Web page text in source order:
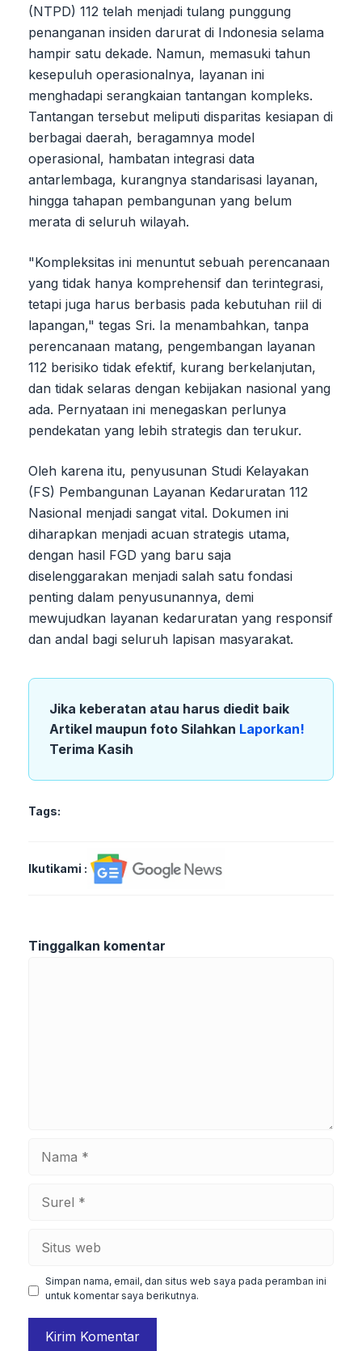
(NTPD) 112 telah menjadi tulang punggung
penanganan insiden darurat di Indonesia selama
hampir satu dekade. Namun, memasuki tahun
kesepuluh operasionalnya, layanan ini
menghadapi serangkaian tantangan kompleks.
Tantangan tersebut meliputi disparitas kesiapan di
berbagai daerah, beragamnya model
operasional, hambatan integrasi data
antarlembaga, kurangnya standarisasi layanan,
hingga tahapan pembangunan yang belum
merata di seluruh wilayah.
"Kompleksitas ini menuntut sebuah perencanaan
yang tidak hanya komprehensif dan terintegrasi,
tetapi juga harus berbasis pada kebutuhan riil di
lapangan," tegas Sri. Ia menambahkan, tanpa
perencanaan matang, pengembangan layanan
112 berisiko tidak efektif, kurang berkelanjutan,
dan tidak selaras dengan kebijakan nasional yang
ada. Pernyataan ini menegaskan perlunya
pendekatan yang lebih strategis dan terukur.
Oleh karena itu, penyusunan Studi Kelayakan
(FS) Pembangunan Layanan Kedaruratan 112
Nasional menjadi sangat vital. Dokumen ini
diharapkan menjadi acuan strategis utama,
dengan hasil FGD yang baru saja
diselenggarakan menjadi salah satu fondasi
penting dalam penyusunannya, demi
mewujudkan layanan kedaruratan yang responsif
dan andal bagi seluruh lapisan masyarakat.
Jika keberatan atau harus diedit baik
Artikel maupun foto Silahkan Laporkan!
Terima Kasih
Tags:
Ikutikami :
Tinggalkan komentar
Simpan nama, email, dan situs web saya pada peramban ini
untuk komentar saya berikutnya.